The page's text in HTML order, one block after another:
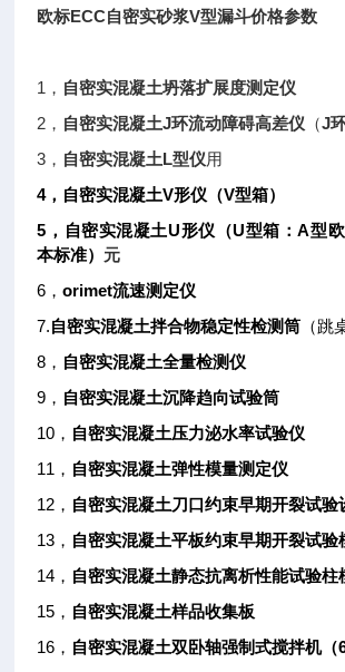
欧标ECC自密实砂浆V型漏斗价格参数
1 ， 自密实混凝土坍落扩展度测定仪
2 ， 自密实混凝土J环流动障碍高差仪 （J
3 ， 自密实混凝土L型仪用
4，自密实混凝土V形仪（V型箱）
5 ，自密实混凝土U形仪（U型箱：A型
本标准） 元
6 ，orimet流速测定仪
7.自密实混凝土拌合物稳定性检测筒 （跳
8 ， 自密实混凝土全量检测仪
9 ， 自密实混凝土沉降趋向试验筒
10 ， 自密实混凝土压力泌水率试验仪
11 ， 自密实混凝土弹性模量测定仪
12 ， 自密实混凝土刀口约束早期开裂试验
13 ， 自密实混凝土平板约束早期开裂试验
14 ， 自密实混凝土静态抗离析性能试验柱
15 ， 自密实混凝土样品收集板
16 ， 自密实混凝土双卧轴强制式搅拌机（